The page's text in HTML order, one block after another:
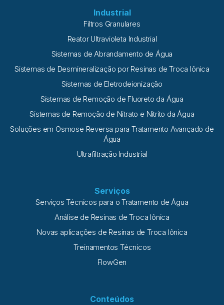
Industrial
Filtros Granulares
Reator Ultravioleta Industrial
Sistemas de Abrandamento de Água
Sistemas de Desmineralização por Resinas de Troca Iônica
Sistemas de Eletrodeionização
Sistemas de Remoção de Fluoreto da Água
Sistemas de Remoção de Nitrato e Nitrito da Água
Soluções em Osmose Reversa para Tratamento Avançado de
Água
Ultrafiltração Industrial
Serviços
Serviços Técnicos para o Tratamento de Água
Análise de Resinas de Troca Iônica
Novas aplicações de Resinas de Troca Iônica
Treinamentos Técnicos
FlowGen
Conteúdos